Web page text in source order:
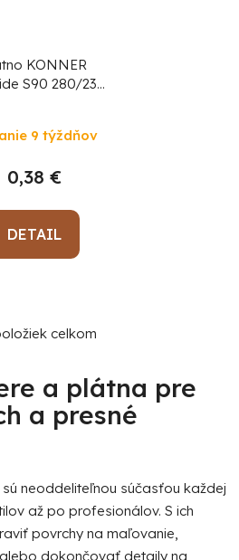
KONNER
S90 280/230
9 týždňov
0,38 €
DETAIL
O
á
d
i
e
p
r
celkom
a plátna pre
a presné
neoddeliteľnou súčasťou každej
až po profesionálov. S ich
povrchy na maľovanie,
dokončovať detaily na